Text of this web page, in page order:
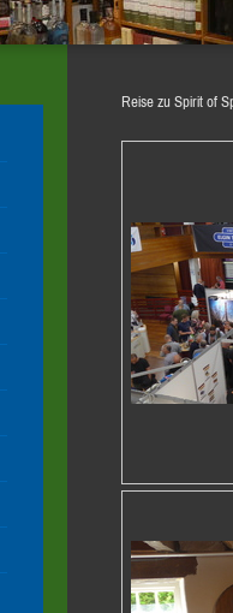
Reise zu Spirit of